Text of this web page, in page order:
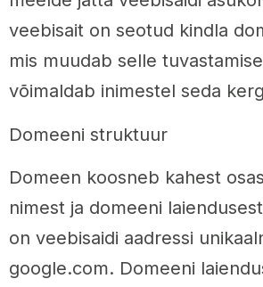
veebisait on seotud kindla
mis muudab selle
võimaldab inimestel seda
Domeeni struktuur
Domeen koosneb kahest
nimest ja domeeni
on veebisaidi aadressi
google.com. Domeeni